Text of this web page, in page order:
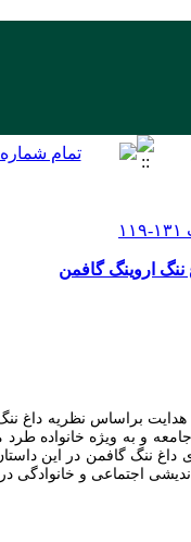
اروینگ گافمن
و به ویژه خانواده
ننگ گافمن در این
اجتماعی و